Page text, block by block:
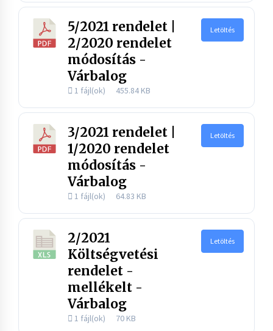
5/2021 rendelet |
2/2020 rendelet
módosítás -
Várbalog
1 fájl(ok) 455.84 KB
Letöltés
3/2021 rendelet |
1/2020 rendelet
módosítás -
Várbalog
1 fájl(ok) 64.83 KB
Letöltés
2/2021
Költségvetési
rendelet -
mellékelt -
Várbalog
1 fájl(ok) 70 KB
Letöltés